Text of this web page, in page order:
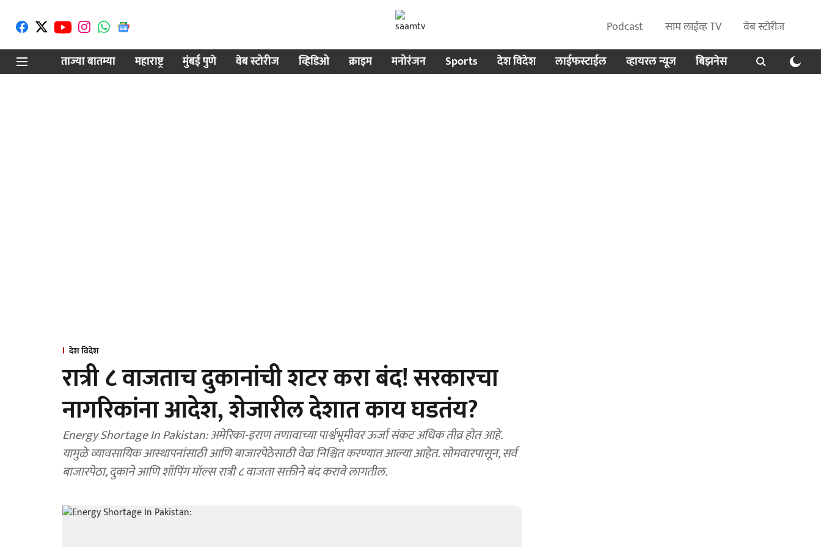
Podcast साम लाईव्ह TV
वेब स्टोरीज
ताज्या बातम्या
महाराष्ट्र मुंबई पुणे वेब स्टोरीज व्हिडिओ क्राइम मनोरंजन Sports देश विदेश लाईफस्टाईल व्हायरल न्यूज बिझनेस
देश विदेश
रात्री ८ वाजताच दुकानांची शटर करा बंद! सरकारचा
नागरिकांना आदेश, शेजारील देशात काय घडतंय?
Energy Shortage In Pakistan: अमेरिका-इराण तणावाच्या पार्श्वभूमीवर ऊर्जा संकट अधिक तीव्र होत आहे.
यामुळे व्यावसायिक आस्थापनांसाठी आणि बाजारपेठेसाठी वेळ निश्चित करण्यात आल्या आहेत. सोमवारपासून, सर्व
बाजारपेठा, दुकाने आणि शॉपिंग मॉल्स रात्री ८ वाजता सक्तीने बंद करावे लागतील.